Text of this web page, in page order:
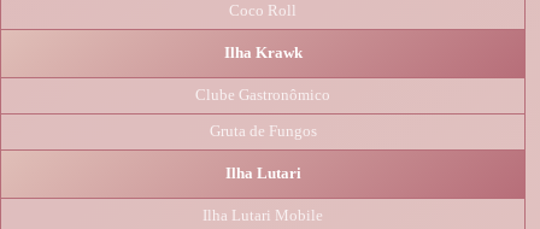
Coco Roll
Ilha Krawk
Clube Gastronômico
Gruta de Fungos
Ilha Lutari
Ilha Lutari Mobile